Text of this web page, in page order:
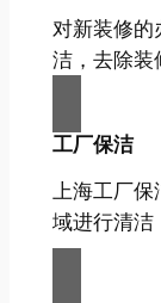
对新装修的
洁，去除装
工厂保洁
上海工厂
域进行清洁